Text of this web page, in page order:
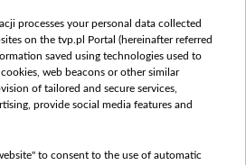
processes your personal data collected
on the tvp.pl Portal (hereinafter referred
saved using technologies used to
web beacons or other similar
of tailored and secure services,
provide social media features and
to consent to the use of automatic